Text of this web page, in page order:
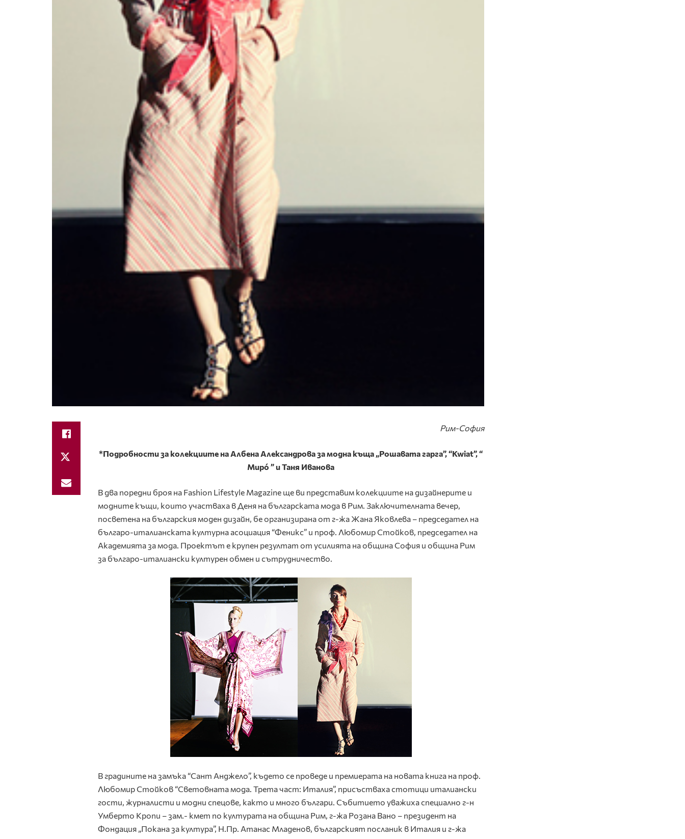
Рим-София
*Подробности за колекциите на Албена Александрова за модна къща „Рошавата гарга”, “Kwiat”, “
Мирó ” и Таня Иванова
В два поредни броя на Fashion Lifestyle Magazine ще ви представим колекциите на дизайнерите и
модните къщи, които участваха в Деня на българската мода в Рим. Заключителната вечер,
посветена на българския моден дизайн, бе организирана от г-жа Жана Яковлева – председател на
българо-италианската културна асоциация “Феникс” и проф. Любомир Стойков, председател на
Академията за мода. Проектът е крупен резултат от усилията на община София и община Рим
за българо-италиански културен обмен и сътрудничество.
В градините на замъка “Сант Анджело”, където се проведе и премиерата на новата книга на проф.
Любомир Стойков “Световната мода. Трета част: Италия”, присъстваха стотици италиански
гости, журналисти и модни спецове, както и много българи. Събитието уважиха специално г-н
Умберто Кропи – зам.- кмет по културата на община Рим, г-жа Розана Вано – президент на
Фондация „Покана за култура”, Н.Пр. Атанас Младенов, българският посланик в Италия и г-жа